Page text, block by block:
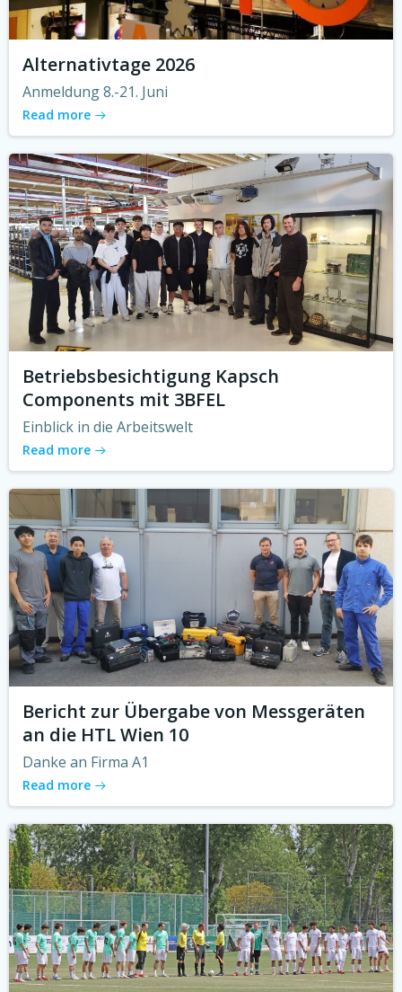
Alternativtage 2026
Anmeldung 8.-21. Juni
Read more
Betriebsbesichtigung Kapsch
Components mit 3BFEL
Einblick in die Arbeitswelt
Read more
Bericht zur Übergabe von Messgeräten
an die HTL Wien 10
Danke an Firma A1
Read more